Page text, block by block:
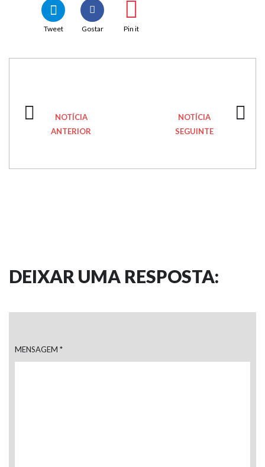
Tweet Gostar Pin it
NOTÍCIA
ANTERIOR
NOTÍCIA
SEGUINTE
DEIXAR UMA RESPOSTA:
MENSAGEM *